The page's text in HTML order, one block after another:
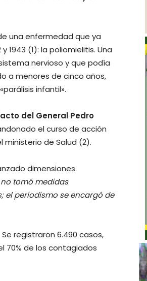
una enfermedad que ya
(1): la poliomielitis. Una
nervioso y que podía
a menores de cinco años,
infantil».
del General Pedro
el curso de acción
ministerio de Salud (2).
dimensiones
tomó medidas
el periodismo se encargó de
Se registraron 6.490 casos,
70% de los contagiados